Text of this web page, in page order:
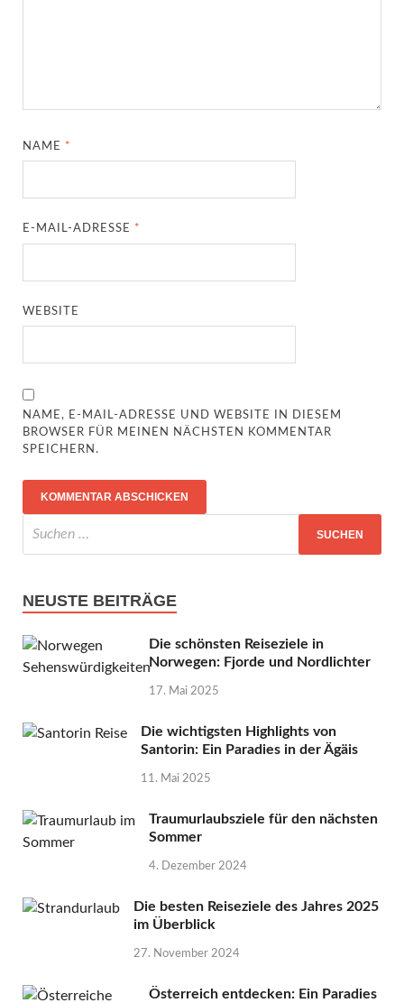
NAME *
E-MAIL-ADRESSE *
WEBSITE
NAME, E-MAIL-ADRESSE UND WEBSITE IN DIESEM
BROWSER FÜR MEINEN NÄCHSTEN KOMMENTAR
SPEICHERN.
NEUSTE BEITRÄGE
Die schönsten Reiseziele in
Norwegen: Fjorde und Nordlichter
17. Mai 2025
Die wichtigsten Highlights von
Santorin: Ein Paradies in der Ägäis
11. Mai 2025
Traumurlaubsziele für den nächsten
Sommer
4. Dezember 2024
Die besten Reiseziele des Jahres 2025
im Überblick
27. November 2024
Österreich entdecken: Ein Paradies